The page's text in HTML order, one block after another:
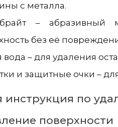
с металла.
брайт – абразивный
без её
вода – для удаления
и защитные очки –
инструкция по
поверхности